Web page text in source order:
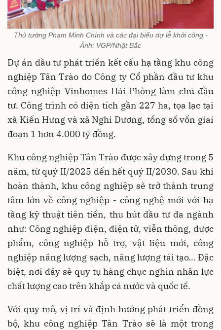
Thủ tướng Phạm Minh Chính và các đại biểu dự lễ khởi công -
Ảnh: VGP/Nhật Bắc
Dự án đầu tư phát triển kết cấu hạ tầng khu công
nghiệp Tân Trào do Công ty Cổ phần đầu tư khu
công nghiệp Vinhomes Hải Phòng làm chủ đầu
tư. Công trình có diện tích gần 227 ha, tọa lạc tại
xã Kiến Hưng và xã Nghi Dương, tổng số vốn giai
đoạn 1 hơn 4.000 tỷ đồng.
Khu công nghiệp Tân Trào được xây dựng trong 5
năm, từ quý II/2025 đến hết quý II/2030. Sau khi
hoàn thành, khu công nghiệp sẽ trở thành trung
tâm lớn về công nghiệp - công nghệ mới với hạ
tầng kỹ thuật tiên tiến, thu hút đầu tư đa ngành
như: Công nghiệp điện, điện tử, viễn thông, dược
phẩm, công nghiệp hỗ trợ, vật liệu mới, công
nghiệp năng lượng sạch, năng lượng tái tạo… Đặc
biệt, nơi đây sẽ quy tụ hàng chục nghìn nhân lực
chất lượng cao trên khắp cả nước và quốc tế.
Với quy mô, vị trí và định hướng phát triển đồng
bộ, khu công nghiệp Tân Trào sẽ là một trong